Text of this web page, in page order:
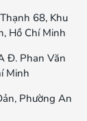
68, Khu
Hồ Chí Minh
Đ. Phan Văn
Minh
Phường An